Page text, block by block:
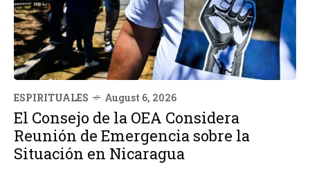
ESPIRITUALES August 6, 2026
El Consejo de la OEA Considera
Reunión de Emergencia sobre la
Situación en Nicaragua